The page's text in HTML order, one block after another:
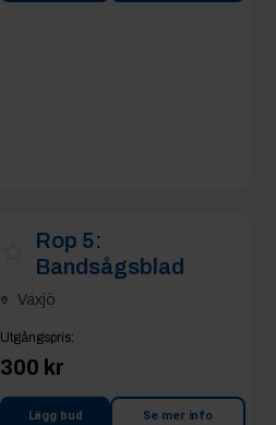
Rop 5:
Bandsågsblad
Växjö
Utgångspris:
300 kr
Lägg bud Se mer info